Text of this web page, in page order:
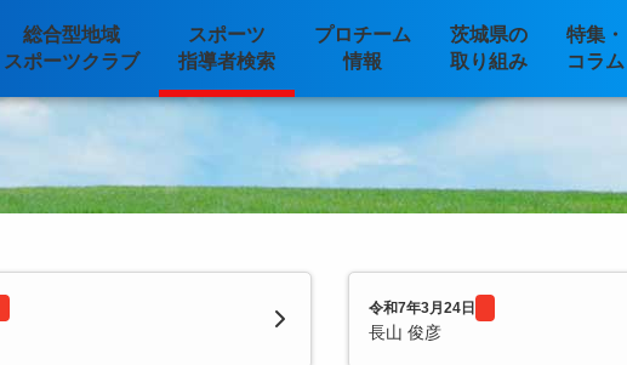
総合型地域
スポーツクラブ
スポーツ
指導者検索
プロチーム
情報
茨城県の
取り組み
特集・
コラム
令和7年3月24日
長山 俊彦